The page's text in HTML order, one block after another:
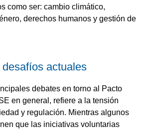
como ser: cambio climático,
derechos humanos y gestión de
actuales
debates en torno al Pacto
en general, refiere a la tensión
y regulación. Mientras algunos
que las iniciativas voluntarias